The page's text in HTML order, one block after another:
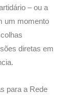
– ou a
um momento
diretas em
para a Rede